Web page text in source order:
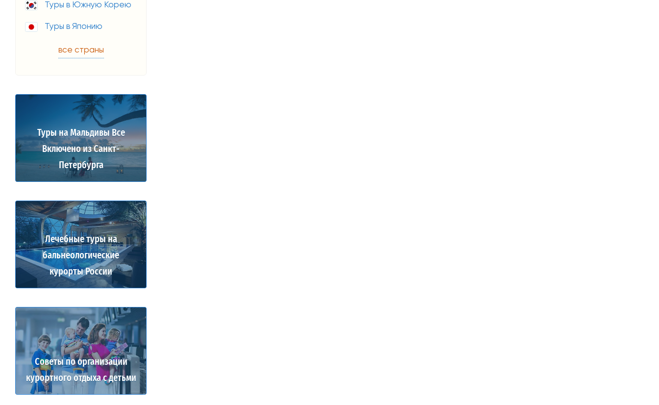
Туры в Южную Корею
Туры в Японию
все страны
Туры на Мальдивы Все
Включено из Санкт-
Петербурга
Лечебные туры на
бальнеологические
курорты России
Советы по организации
курортного отдыха с детьми